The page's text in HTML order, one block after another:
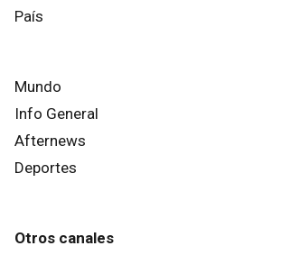
País
Mundo
Info General
Afternews
Deportes
Otros canales